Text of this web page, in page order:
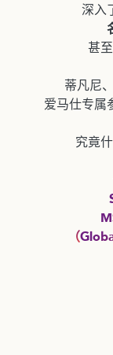
深入
甚至
蒂凡尼
爱马仕专属
究竟
（